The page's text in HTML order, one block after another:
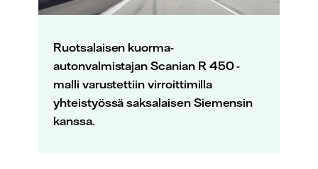
Ruotsalaisen kuorma-
autonvalmistajan Scanian R 450 -
malli varustettiin virroittimilla
yhteistyössä saksalaisen Siemensin
kanssa.